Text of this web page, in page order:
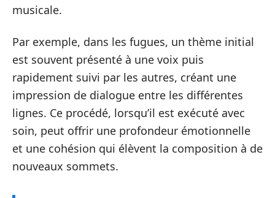
musicale.
Par exemple, dans les fugues, un thème initial
est souvent présenté à une voix puis
rapidement suivi par les autres, créant une
impression de dialogue entre les différentes
lignes. Ce procédé, lorsqu’il est exécuté avec
soin, peut offrir une profondeur émotionnelle
et une cohésion qui élèvent la composition à de
nouveaux sommets.